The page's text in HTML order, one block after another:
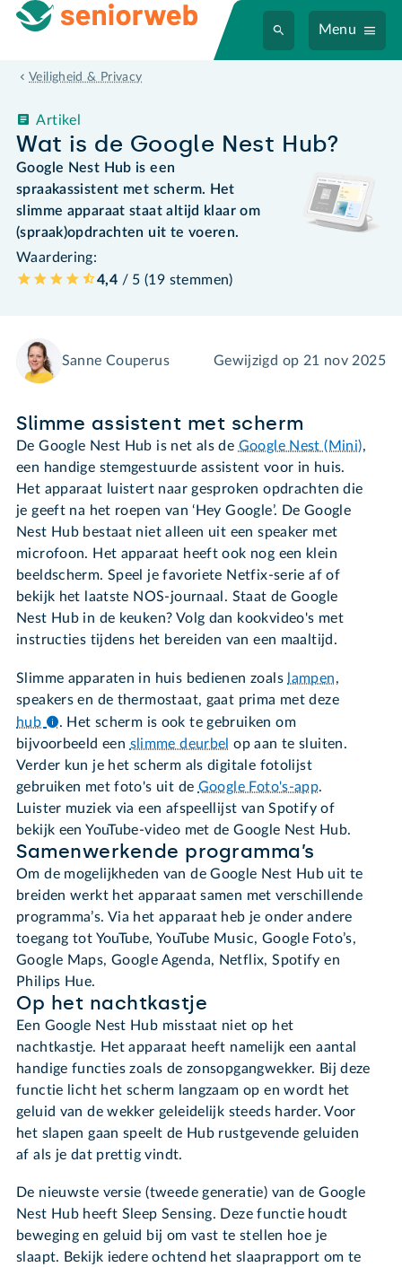
Menu
Veiligheid & Privacy
Wat is de Google Nest Hub?
Artikel
Google Nest Hub is een
spraakassistent met scherm. Het
slimme apparaat staat altijd klaar om
(spraak)opdrachten uit te voeren.
Waardering:
4,4 / 5 (19 stemmen)
Sanne Couperus Gewijzigd op 21 nov 2025
Slimme assistent met scherm
De Google Nest Hub is net als de Google Nest (Mini),
een handige stemgestuurde assistent voor in huis.
Het apparaat luistert naar gesproken opdrachten die
je geeft na het roepen van ‘Hey Google’. De Google
Nest Hub bestaat niet alleen uit een speaker met
microfoon. Het apparaat heeft ook nog een klein
beeldscherm. Speel je favoriete Netfix-serie af of
bekijk het laatste NOS-journaal. Staat de Google
Nest Hub in de keuken? Volg dan kookvideo's met
instructies tijdens het bereiden van een maaltijd.
Slimme apparaten in huis bedienen zoals lampen,
speakers en de thermostaat, gaat prima met deze
hub
. Het scherm is ook te gebruiken om
bijvoorbeeld een slimme deurbel op aan te sluiten.
Verder kun je het scherm als digitale fotolijst
gebruiken met foto's uit de Google Foto's-app.
Luister muziek via een afspeellijst van Spotify of
bekijk een YouTube-video met de Google Nest Hub.
Samenwerkende programma’s
Om de mogelijkheden van de Google Nest Hub uit te
breiden werkt het apparaat samen met verschillende
programma’s. Via het apparaat heb je onder andere
toegang tot YouTube, YouTube Music, Google Foto’s,
Google Maps, Google Agenda, Netflix, Spotify en
Philips Hue.
Op het nachtkastje
Een Google Nest Hub misstaat niet op het
nachtkastje. Het apparaat heeft namelijk een aantal
handige functies zoals de zonsopgangwekker. Bij deze
functie licht het scherm langzaam op en wordt het
geluid van de wekker geleidelijk steeds harder. Voor
het slapen gaan speelt de Hub rustgevende geluiden
af als je dat prettig vindt.
De nieuwste versie (tweede generatie) van de Google
Nest Hub heeft Sleep Sensing. Deze functie houdt
beweging en geluid bij om vast te stellen hoe je
slaapt. Bekijk iedere ochtend het slaaprapport om te